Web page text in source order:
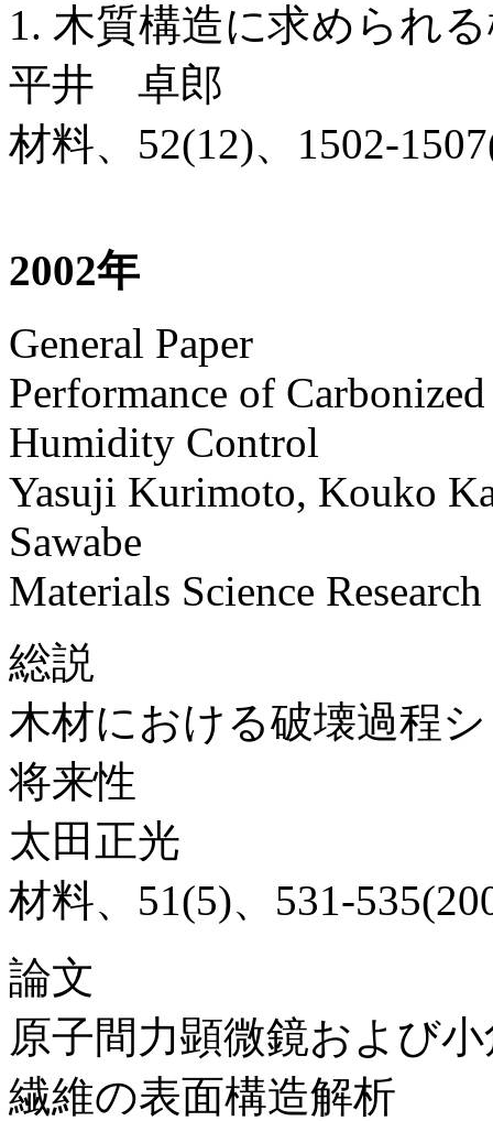
1. 木質構造に求められ
平井 卓郎
材料、52(12)、1502-
2002年
General Paper
Performance of
Humidity Control
Yasuji Kurimoto, Kouko
Sawabe
Materials Science
総説
木材における破壊過程
将来性
太田正光
材料、51(5)、531-
論文
原子間力顕微鏡および
繊維の表面構造解析